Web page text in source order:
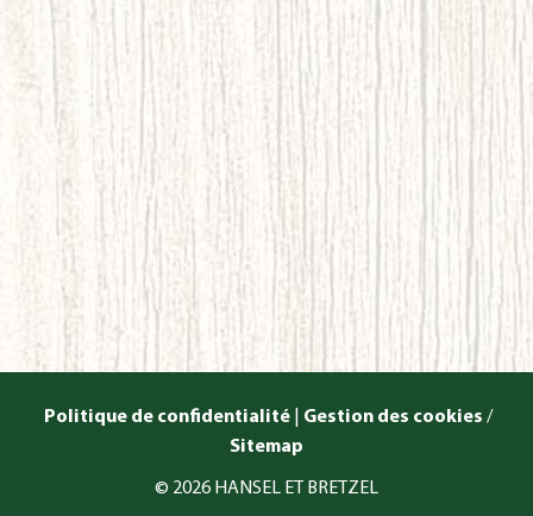
Politique de confidentialité Gestion des cookies /
Sitemap
© 2026 HANSEL ET BRETZEL